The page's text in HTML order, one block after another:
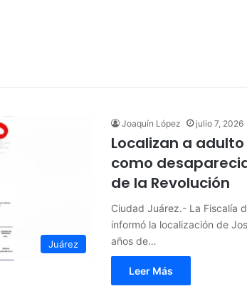
Juárez
Joaquín López julio 7, 2026
Localizan a
como
de la Revolución
Ciudad Juárez.- La Fiscalía
informó la localización de
años de…
Leer Más